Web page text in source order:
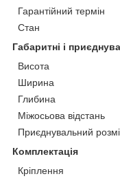
Гарантійний термін
Стан
Габаритні і
Висота
Ширина
Глибина
Міжосьова відстань
Приєднувальний
Комплектація
Кріплення